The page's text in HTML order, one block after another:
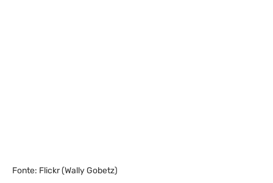
Fonte: Flickr (Wally Gobetz)